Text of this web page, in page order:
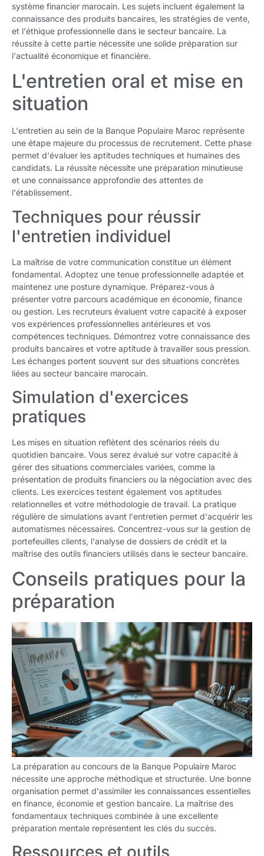
système financier marocain. Les sujets incluent également la
connaissance des produits bancaires, les stratégies de vente,
et l'éthique professionnelle dans le secteur bancaire. La
réussite à cette partie nécessite une solide préparation sur
l'actualité économique et financière.
L'entretien oral et mise en
situation
L'entretien au sein de la Banque Populaire Maroc représente
une étape majeure du processus de recrutement. Cette phase
permet d'évaluer les aptitudes techniques et humaines des
candidats. La réussite nécessite une préparation minutieuse
et une connaissance approfondie des attentes de
l'établissement.
Techniques pour réussir
l'entretien individuel
La maîtrise de votre communication constitue un élément
fondamental. Adoptez une tenue professionnelle adaptée et
maintenez une posture dynamique. Préparez-vous à
présenter votre parcours académique en économie, finance
ou gestion. Les recruteurs évaluent votre capacité à exposer
vos expériences professionnelles antérieures et vos
compétences techniques. Démontrez votre connaissance des
produits bancaires et votre aptitude à travailler sous pression.
Les échanges portent souvent sur des situations concrètes
liées au secteur bancaire marocain.
Simulation d'exercices
pratiques
Les mises en situation reflètent des scénarios réels du
quotidien bancaire. Vous serez évalué sur votre capacité à
gérer des situations commerciales variées, comme la
présentation de produits financiers ou la négociation avec des
clients. Les exercices testent également vos aptitudes
relationnelles et votre méthodologie de travail. La pratique
régulière de simulations avant l'entretien permet d'acquérir les
automatismes nécessaires. Concentrez-vous sur la gestion de
portefeuilles clients, l'analyse de dossiers de crédit et la
maîtrise des outils financiers utilisés dans le secteur bancaire.
Conseils pratiques pour la
préparation
La préparation au concours de la Banque Populaire Maroc
nécessite une approche méthodique et structurée. Une bonne
organisation permet d'assimiler les connaissances essentielles
en finance, économie et gestion bancaire. La maîtrise des
fondamentaux techniques combinée à une excellente
préparation mentale représentent les clés du succès.